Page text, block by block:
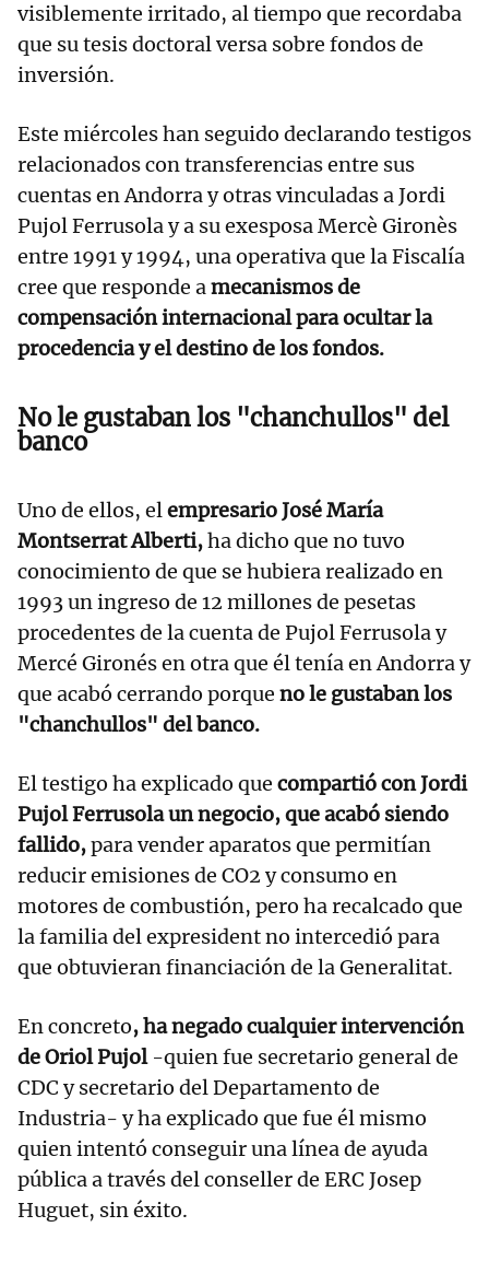
visiblemente irritado, al tiempo que recordaba
que su tesis doctoral versa sobre fondos de
inversión.
Este miércoles han seguido declarando testigos
relacionados con transferencias entre sus
cuentas en Andorra y otras vinculadas a Jordi
Pujol Ferrusola y a su exesposa Mercè Gironès
entre 1991 y 1994, una operativa que la Fiscalía
cree que responde amecanismos de
compensación internacional para ocultar la
procedencia y el destino de los fondos.
No le gustaban los "chanchullos" del
banco
Uno de ellos, elempresario José María
Montserrat Alberti,ha dicho que no tuvo
conocimiento de que se hubiera realizado en
1993 un ingreso de 12 millones de pesetas
procedentes de la cuenta de Pujol Ferrusola y
Mercé Gironés en otra que él tenía en Andorra y
que acabó cerrando porque no le gustaban los
"chanchullos" del banco.
El testigo ha explicado que compartió con Jordi
Pujol Ferrusola un negocio, que acabó siendo
fallido,para vender aparatos que permitían
reducir emisiones de CO2 y consumo en
motores de combustión, pero ha recalcado que
la familia del expresident no intercedió para
que obtuvieran financiación de la Generalitat.
En concreto, ha negado cualquier intervención
de Oriol Pujol -quien fue secretario general de
CDC y secretario del Departamento de
Industria- y ha explicado que fue él mismo
quien intentó conseguir una línea de ayuda
pública a través del conseller de ERC Josep
Huguet, sin éxito.